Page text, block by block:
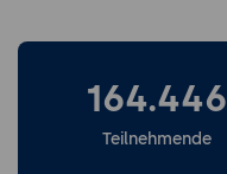
164.446
Teilnehmende